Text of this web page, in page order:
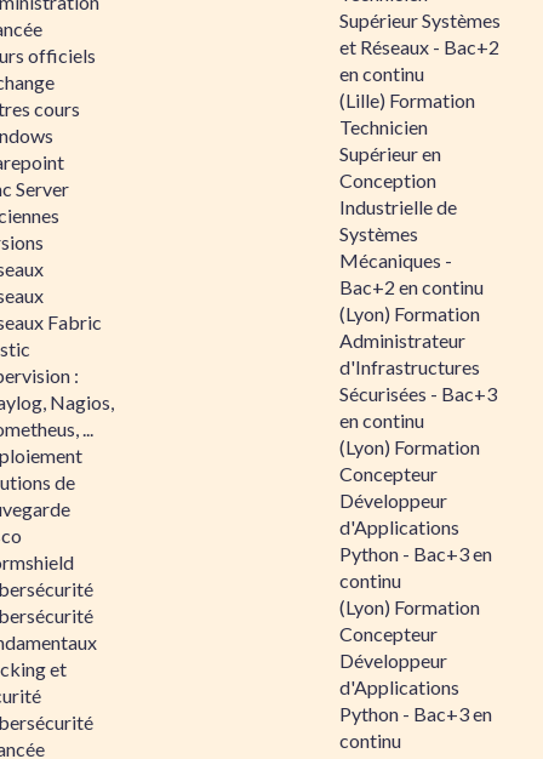
officiels
cours
Server
Fabric
:
Nagios,
...
de
et
Supérieur Systèmes
et Réseaux - Bac+2
en continu
(Lille) Formation
Technicien
Supérieur en
Conception
Industrielle de
Systèmes
Mécaniques -
Bac+2 en continu
(Lyon) Formation
Administrateur
d'Infrastructures
Sécurisées - Bac+3
en continu
(Lyon) Formation
Concepteur
Développeur
d'Applications
Python - Bac+3 en
continu
(Lyon) Formation
Concepteur
Développeur
d'Applications
Python - Bac+3 en
continu